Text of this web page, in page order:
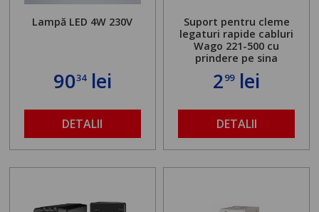
Lampă LED 4W 230V
9034lei
DETALII
Suport pentru cleme
legaturi rapide cabluri
Wago 221-500 cu
prindere pe sina
299lei
DETALII